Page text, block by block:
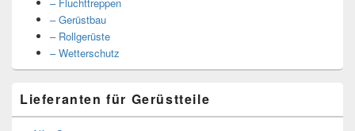
– Gerüstbau
– Rollgerüste
– Wetterschutz
Lieferanten für Gerüstteile